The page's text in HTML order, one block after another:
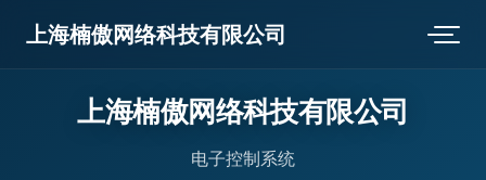
上海楠傲网络科技有限公司
上海楠傲网络科技有限公司
电子控制系统